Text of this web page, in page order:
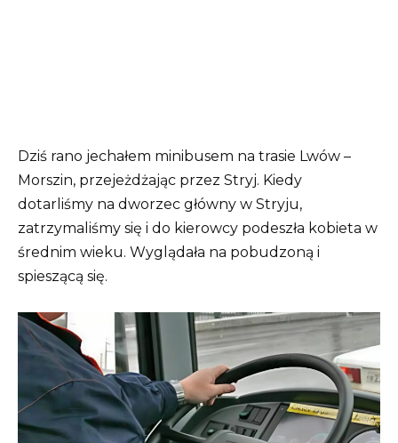
Dziś rano jechałem minibusem na trasie Lwów –
Morszin, przejeżdżając przez Stryj. Kiedy
dotarliśmy na dworzec główny w Stryju,
zatrzymaliśmy się i do kierowcy podeszła kobieta w
średnim wieku. Wyglądała na pobudzoną i
spieszącą się.